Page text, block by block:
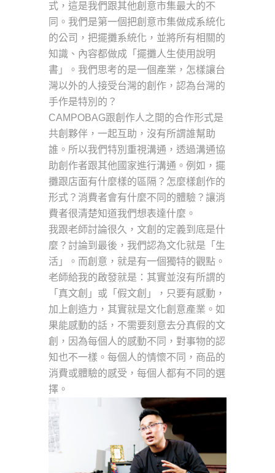
式，這是我們跟其他創意市集最大的不
同。我們是第一個把創意市集做成系統化
的公司，把擺攤系統化，並將所有相關的
知識、內容都做成「擺攤人生使用說明
書」。我們思考的是一個產業，怎樣讓台
灣以外的人接受台灣的創作，認為台灣的
手作是特別的？
CAMPOBAG跟創作人之間的合作形式是
共創夥伴，一起互助，沒有所謂誰幫助
誰。所以我們特別重視溝通，透過溝通協
助創作者跟其他國家進行溝通。例如，擺
攤跟店面有什麼樣的區隔？怎麼樣創作的
形式？消費者會有什麼不同的體驗？讓消
費者很清楚知道我們想表達什麼。
我跟老師討論很久，文創的定義到底是什
麼？討論到最後，我們認為文化就是「生
活」。而創意，就是有一個獨特的觀點。
老師給我的啟發就是：其實並沒有所謂的
「真文創」或「假文創」，只要有感動，
加上創造力，其實就是文化創意產業。如
果能感動的話，不需要刻意去分真假的文
創，因為每個人的感動不同，對事物的認
知也不一樣。每個人的情懷不同，商品的
消費或體驗的感受，每個人都有不同的選
擇。